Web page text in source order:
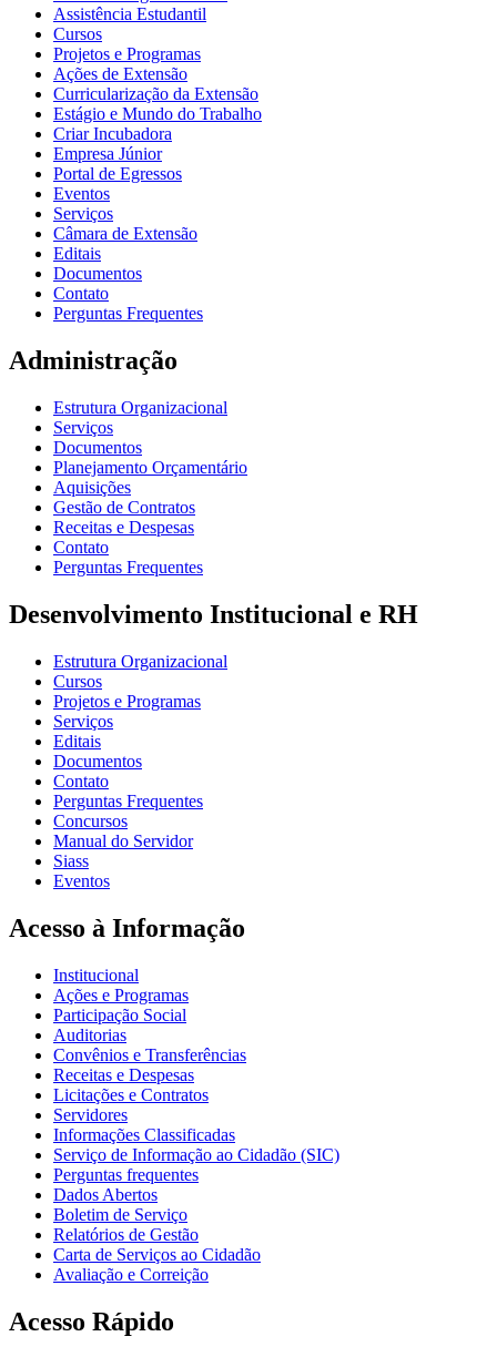
Assistência Estudantil
Cursos
Projetos e Programas
Ações de Extensão
Curricularização da Extensão
Estágio e Mundo do Trabalho
Criar Incubadora
Empresa Júnior
Portal de Egressos
Eventos
Serviços
Câmara de Extensão
Editais
Documentos
Contato
Perguntas Frequentes
Administração
Estrutura Organizacional
Serviços
Documentos
Planejamento Orçamentário
Aquisições
Gestão de Contratos
Receitas e Despesas
Contato
Perguntas Frequentes
Desenvolvimento Institucional e RH
Estrutura Organizacional
Cursos
Projetos e Programas
Serviços
Editais
Documentos
Contato
Perguntas Frequentes
Concursos
Manual do Servidor
Siass
Eventos
Acesso à Informação
Institucional
Ações e Programas
Participação Social
Auditorias
Convênios e Transferências
Receitas e Despesas
Licitações e Contratos
Servidores
Informações Classificadas
Serviço de Informação ao Cidadão (SIC)
Perguntas frequentes
Dados Abertos
Boletim de Serviço
Relatórios de Gestão
Carta de Serviços ao Cidadão
Avaliação e Correição
Acesso Rápido